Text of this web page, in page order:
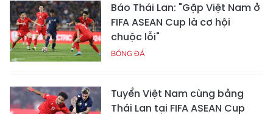
Báo Thái Lan: "Gặp Việt Nam ở
FIFA ASEAN Cup là cơ hội
chuộc lỗi"
BÓNG ĐÁ
Tuyển Việt Nam cùng bảng
Thái Lan tại FIFA ASEAN Cup